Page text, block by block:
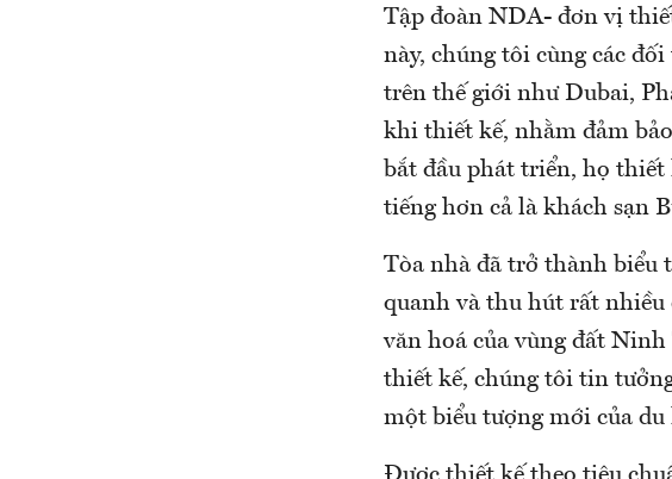
Tập đoàn NDA- đơn vị
này, chúng tôi cùng các
trên thế giới như Dubai,
khi thiết kế, nhằm đảm
bắt đầu phát triển, họ
tiếng hơn cả là khách sạn
Tòa nhà đã trở thành biểu
quanh và thu hút rất nhiều
văn hoá của vùng đất
thiết kế, chúng tôi tin
một biểu tượng mới của